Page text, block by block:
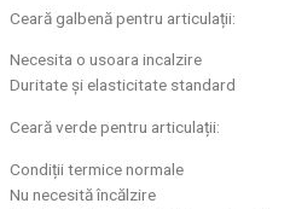
Ceară galbenă pentru articulații:
Necesita o usoara incalzire
Duritate și elasticitate standard
Ceară verde pentru articulații:
Condiții termice normale
Nu necesită încălzire